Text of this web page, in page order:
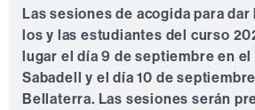
Las sesiones de acogida para
los y las estudiantes del curso
lugar el día 9 de septiembre en el
Sabadell y el día 10 de
Bellaterra. Las sesiones serán